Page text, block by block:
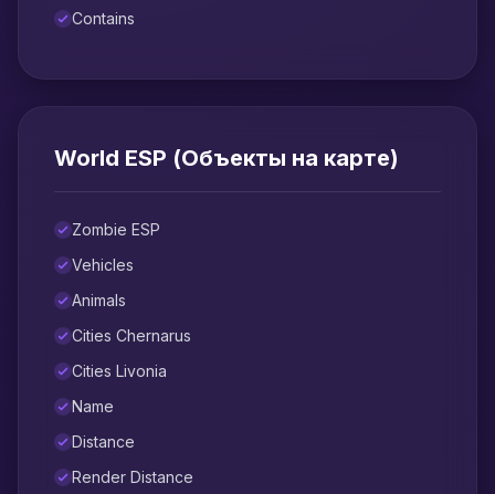
Contains
World ESP (Объекты на карте)
Zombie ESP
Vehicles
Animals
Cities Chernarus
Cities Livonia
Name
Distance
Render Distance